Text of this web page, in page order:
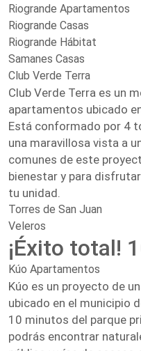
Riogrande Apartamentos
Riogrande Casas
Riogrande Hábitat
Samanes Casas
Club Verde Terra
Club Verde Terra es un
apartamentos ubicado
Está conformado por 4
una maravillosa vista a
comunes de este
bienestar y para
tu unidad.
Torres de San Juan
Veleros
¡Éxito total!
Kúo Apartamentos
Kúo es un proyecto de
ubicado en el municipio
10 minutos del parque
podrás encontrar